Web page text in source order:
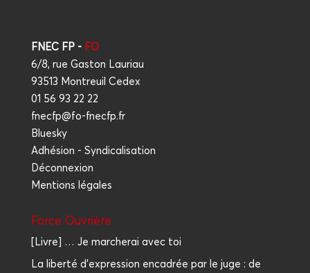
FNEC FP -FO
6/8, rue Gaston Lauriau
93513 Montreuil Cedex
01 56 93 22 22
fnecfp@fo-fnecfp.fr
Bluesky
Adhésion - Syndicalisation
Déconnexion
Mentions légales
Force Ouvrière
[Livre] … Je marcherai avec toi
La liberté d'expression encadrée par le juge : de